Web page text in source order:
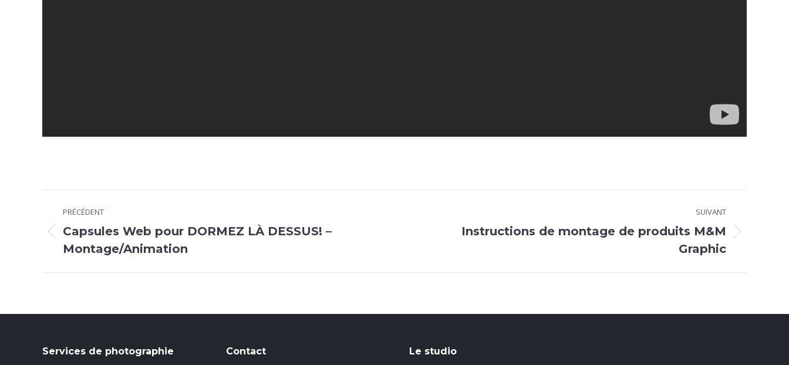
Navigation
de
commentaire
PRÉCÉDENT
Onglet
précédent
Capsules Web pour DORMEZ LÀ DESSUS! –
Montage/Animation
SUIVANT
Instructions de montage de produits M&M
Graphic
Services de photographie Contact Le studio